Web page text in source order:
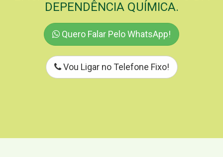
DEPENDÊNCIA QUÍMICA.
Quero Falar Pelo WhatsApp!
Vou Ligar no Telefone Fixo!